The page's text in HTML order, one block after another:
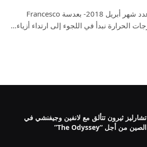
الصورة مأخوذة من عدد شهر أبريل 2018- بعدسة Francesco
تشارليز ثيرون تتألق مع لانفين وجيفنشي في
الصين من أجل “The Odyssey”